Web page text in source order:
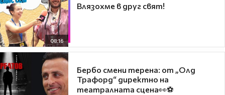
08:16
Влязохме в друг свят!
Бербо смени терена: от „Олд
Трафорд“ директно на
театралната сцена👀⚽